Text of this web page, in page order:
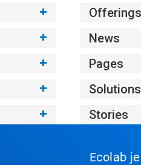
Offerings
News
Pages
Solutions
Stories
Ecolab